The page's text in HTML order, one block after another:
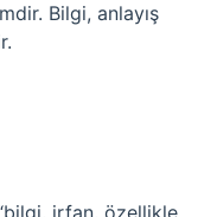
Bilgi, anlayış
irfan, özellikle